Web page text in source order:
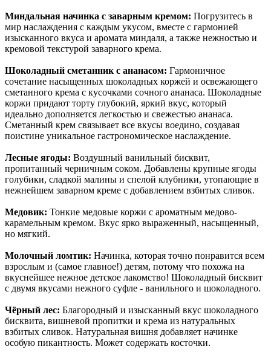
Миндальная начинка с заварным кремом: Погрузитесь в
мир наслаждения с каждым укусом, вместе с гармонией
изысканного вкуса и аромата миндаля, а также нежностью и
кремовой текстурой заварного крема.
Шоколадный сметанник с ананасом: Гармоничное
сочетание насыщенных шоколадных коржей и освежающего
сметанного крема с кусочками сочного ананаса. Шоколадные
коржи придают торту глубокий, яркий вкус, который
идеально дополняется легкостью и свежестью ананаса.
Сметанный крем связывает все вкусы воедино, создавая
поистине уникальное гастрономическое наслаждение.
Лесные ягоды: Воздушный ванильный бисквит,
пропитанный черничным соком. Добавлены крупные ягоды
голубики, сладкой малины и спелой клубники, утопающие в
нежнейшем заварном креме с добавлением взбитых сливок.
Медовик: Тонкие медовые коржи с ароматным медово-
карамельным кремом. Вкус ярко выраженный, насыщенный,
но мягкий.
Молочный ломтик: Начинка, которая точно понравится всем
взрослым и (самое главное!) детям, потому что похожа на
вкуснейшее нежное детское лакомство! Шоколадный бисквит
с двумя вкусами нежного суфле - ванильного и шоколадного.
Чёрный лес: Благородный и изысканный вкус шоколадного
бисквита, вишневой пропитки и крема из натуральных
взбитых сливок. Натуральная вишня добавляет начинке
особую пикантность. Может содержать косточки.